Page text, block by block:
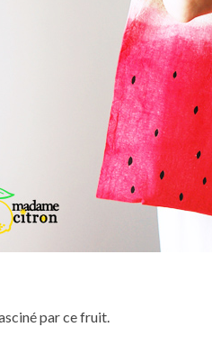
par ce fruit.